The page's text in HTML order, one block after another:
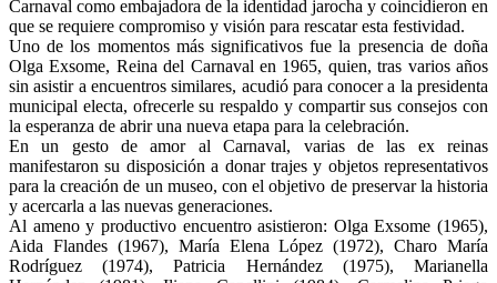
Carnaval como embajadora de la identidad jarocha y coincidieron en
que se requiere compromiso y visión para rescatar esta festividad.
Uno de los momentos más significativos fue la presencia de doña
Olga Exsome, Reina del Carnaval en 1965, quien, tras varios años
sin asistir a encuentros similares, acudió para conocer a la presidenta
municipal electa, ofrecerle su respaldo y compartir sus consejos con
la esperanza de abrir una nueva etapa para la celebración.
En un gesto de amor al Carnaval, varias de las ex reinas
manifestaron su disposición a donar trajes y objetos representativos
para la creación de un museo, con el objetivo de preservar la historia
y acercarla a las nuevas generaciones.
Al ameno y productivo encuentro asistieron: Olga Exsome (1965),
Aida Flandes (1967), María Elena López (1972), Charo María
Rodríguez (1974), Patricia Hernández (1975), Marianella